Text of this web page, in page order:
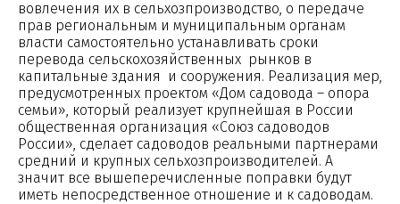
вовлечения их в сельхозпроизводство, о передаче
прав региональным и муниципальным органам
власти самостоятельно устанавливать сроки
перевода сельскохозяйственных рынков в
капитальные здания и сооружения. Реализация мер,
предусмотренных проектом «Дом садовода – опора
семьи», который реализует крупнейшая в России
общественная организация «Союз садоводов
России», сделает садоводов реальными партнерами
средний и крупных сельхозпроизводителей. А
значит все вышеперечисленные поправки будут
иметь непосредственное отношение и к садоводам.